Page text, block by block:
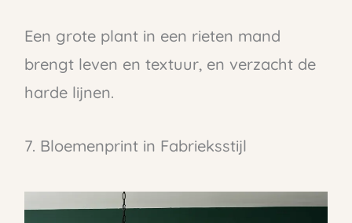
Een grote plant in een rieten mand
brengt leven en textuur, en verzacht de
harde lijnen.
7. Bloemenprint in Fabrieksstijl